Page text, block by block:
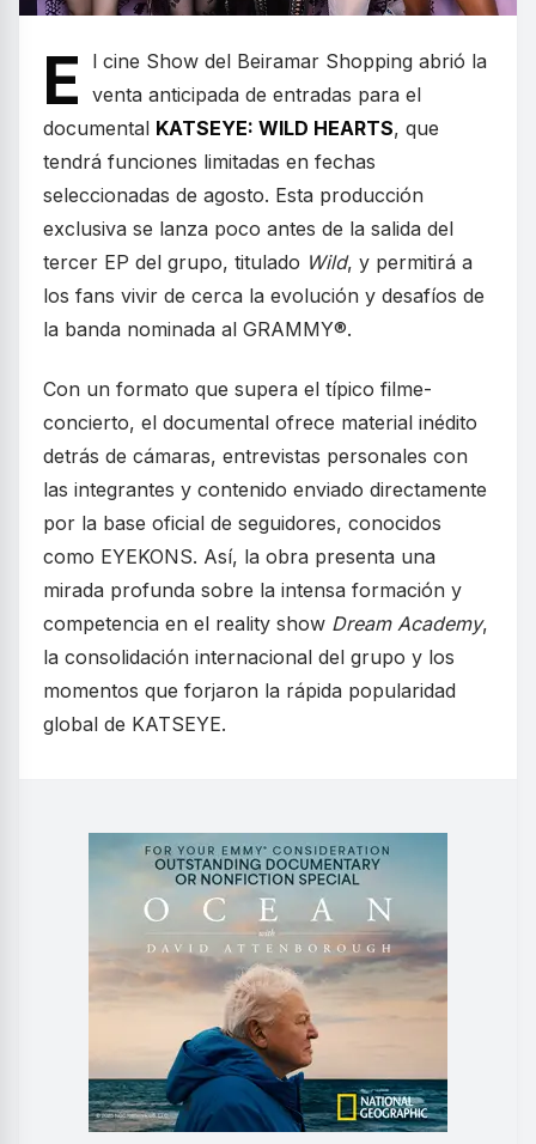
E
l cine Show del Beiramar Shopping abrió la
venta anticipada de entradas para el
documental KATSEYE: WILD HEARTS, que
tendrá funciones limitadas en fechas
seleccionadas de agosto. Esta producción
exclusiva se lanza poco antes de la salida del
tercer EP del grupo, titulado Wild, y permitirá a
los fans vivir de cerca la evolución y desafíos de
la banda nominada al GRAMMY®.
Con un formato que supera el típico filme-
concierto, el documental ofrece material inédito
detrás de cámaras, entrevistas personales con
las integrantes y contenido enviado directamente
por la base oficial de seguidores, conocidos
como EYEKONS. Así, la obra presenta una
mirada profunda sobre la intensa formación y
competencia en el reality show Dream Academy,
la consolidación internacional del grupo y los
momentos que forjaron la rápida popularidad
global de KATSEYE.